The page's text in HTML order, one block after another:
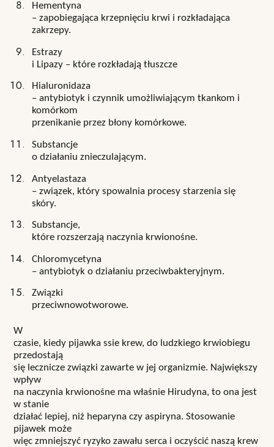
Hementyna
– zapobiegająca krzepnięciu krwi i rozkładająca
zakrzepy.
Estrazy
i Lipazy – które rozkładają tłuszcze
Hialuronidaza
– antybiotyk i czynnik umożliwiającym tkankom i
komórkom
przenikanie przez błony komórkowe.
Substancje
o działaniu znieczulającym.
Antyelastaza
– związek, który spowalnia procesy starzenia się
skóry.
Substancje,
które rozszerzają naczynia krwionośne.
Chloromycetyna
– antybiotyk o działaniu przeciwbakteryjnym.
Związki
przeciwnowotworowe.
W
czasie, kiedy pijawka ssie krew, do ludzkiego krwiobiegu
przedostają
się lecznicze związki zawarte w jej organizmie. Największy
wpływ
na naczynia krwionośne ma właśnie Hirudyna, to ona jest
w stanie
działać lepiej, niż heparyna czy aspiryna. Stosowanie
pijawek może
więc zmniejszyć ryzyko zawału serca i oczyścić naszą krew